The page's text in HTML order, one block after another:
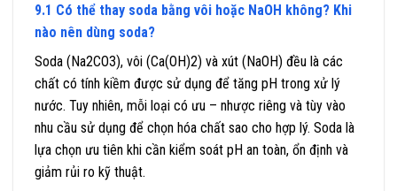
9.1 Có thể thay soda bằng vôi hoặc NaOH không? Khi
nào nên dùng soda?
Soda (Na2CO3), vôi (Ca(OH)2) và xút (NaOH) đều là các
chất có tính kiềm được sử dụng để tăng pH trong xử lý
nước. Tuy nhiên, mỗi loại có ưu – nhược riêng và tùy vào
nhu cầu sử dụng để chọn hóa chất sao cho hợp lý. Soda là
lựa chọn ưu tiên khi cần kiểm soát pH an toàn, ổn định và
giảm rủi ro kỹ thuật.